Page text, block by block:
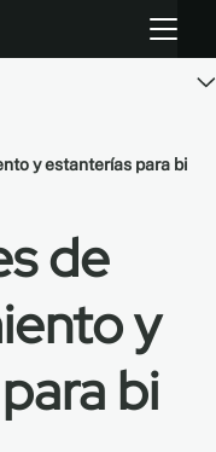
y estanterías para bi
de
y
bi